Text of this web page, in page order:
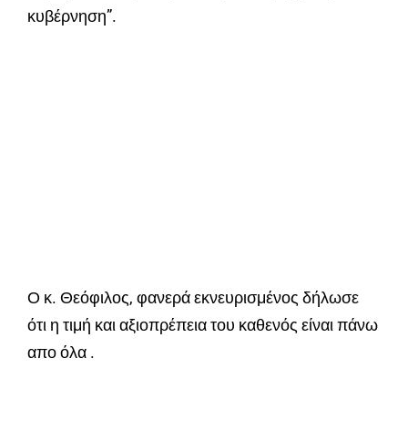
κυβέρνηση”.
Ο κ. Θεόφιλος, φανερά εκνευρισμένος δήλωσε
ότι η τιμή και αξιοπρέπεια του καθενός είναι πάνω
απο όλα .